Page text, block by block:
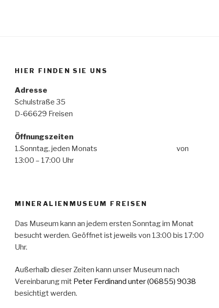
HIER FINDEN SIE UNS
Adresse
Schulstraße 35
D-66629 Freisen
Öffnungszeiten
1.Sonntag, jeden Monats von
13:00 – 17:00 Uhr
MINERALIENMUSEUM FREISEN
Das Museum kann an jedem ersten Sonntag im Monat
besucht werden. Geöffnet ist jeweils von 13:00 bis 17:00
Uhr.
Außerhalb dieser Zeiten kann unser Museum nach
Vereinbarung mit Peter Ferdinand unter (06855) 9038
besichtigt werden.